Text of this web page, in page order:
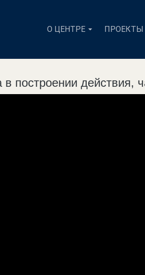
О ЦЕНТРЕ ПРОЕКТЫ
в построении действия,